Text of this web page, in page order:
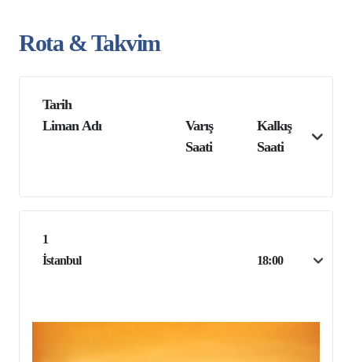
Rota & Takvim
Tarih
Liman Adı
Varış
Saati
Kalkış
Saati
1
İstanbul
18:00